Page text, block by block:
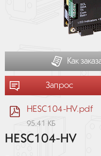
Как
Запрос
HESC104-HV.pdf
95.41 КБ
HESC104-HV